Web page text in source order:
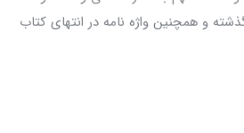
و همچنین واژه نامه در انتهای کتاب